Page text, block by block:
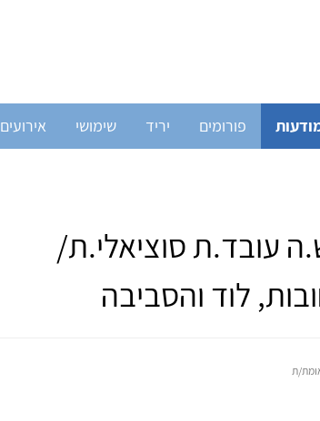
פורומים יריד שימושי אירועים
עובד.ת סוציאלי.ת/
לוד והסביבה
ת